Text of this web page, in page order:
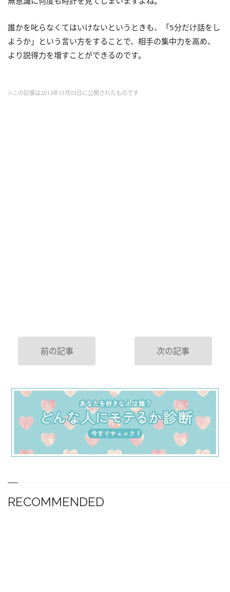
誰かを叱らなくてはいけないというときも、「5分だけ話をし
ようか」という言い方をすることで、相手の集中力を高め、
より説得力を増すことができるのです。
※この記事は2013年11月03日に公開されたものです
前の記事 次の記事
RECOMMENDED